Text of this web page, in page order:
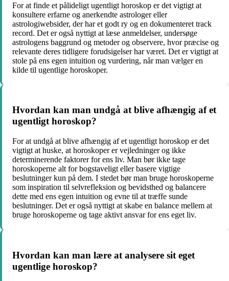
For at finde et pålideligt ugentligt horoskop er det vigtigt at
konsultere erfarne og anerkendte astrologer eller
astrologiwebsider, der har et godt ry og en dokumenteret track
record. Det er også nyttigt at læse anmeldelser, undersøge
astrologens baggrund og metoder og observere, hvor præcise og
relevante deres tidligere forudsigelser har været. Det er vigtigt at
stole på ens egen intuition og vurdering, når man vælger en
kilde til ugentlige horoskoper.
Hvordan kan man undgå at blive afhængig af et
ugentligt horoskop?
For at undgå at blive afhængig af et ugentligt horoskop er det
vigtigt at huske, at horoskoper er vejledninger og ikke
determinerende faktorer for ens liv. Man bør ikke tage
horoskoperne alt for bogstaveligt eller basere vigtige
beslutninger kun på dem. I stedet bør man bruge horoskoperne
som inspiration til selvrefleksion og bevidsthed og balancere
dette med ens egen intuition og evne til at træffe sunde
beslutninger. Det er også nyttigt at skabe en balance mellem at
bruge horoskoperne og tage aktivt ansvar for ens eget liv.
Hvordan kan man lære at analysere sit eget
ugentlige horoskop?